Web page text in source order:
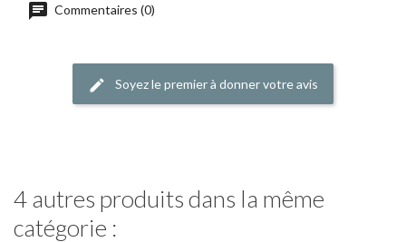
Commentaires (0)
Soyez le premier à donner votre avis
4 autres produits dans la même
catégorie :